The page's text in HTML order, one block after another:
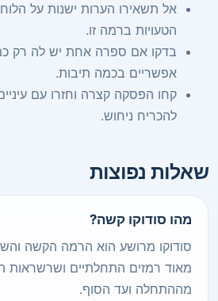
אל תשאירו הערות ישנות על
הטעויות ברמה זו.
בדקו אם ספרה אחת יש לה רק
אפשריים בכמה תיבות.
קחו הפסקה קצרה וחזרו עם
להכריח ניחוש.
שאלות נפוצות
מהו סודוקו קשה?
סודוקו מרושע הוא הרמה הקשה
מאוד רמזים התחלתיים ושרשראות
מההתחלה ועד הסוף.